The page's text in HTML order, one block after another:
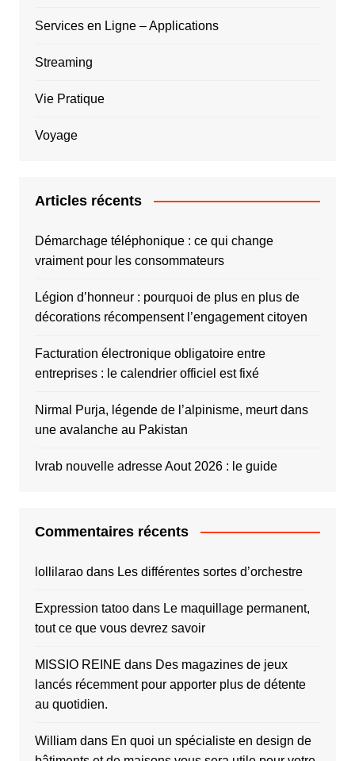
Services en Ligne – Applications
Streaming
Vie Pratique
Voyage
Articles récents
Démarchage téléphonique : ce qui change
vraiment pour les consommateurs
Légion d’honneur : pourquoi de plus en plus de
décorations récompensent l’engagement citoyen
Facturation électronique obligatoire entre
entreprises : le calendrier officiel est fixé
Nirmal Purja, légende de l’alpinisme, meurt dans
une avalanche au Pakistan
Ivrab nouvelle adresse Aout 2026 : le guide
Commentaires récents
lollilaraodans Les différentes sortes d’orchestre
Expression tatoodans Le maquillage permanent,
tout ce que vous devrez savoir
MISSIO REINE dans Des magazines de jeux
lancés récemment pour apporter plus de détente
au quotidien.
Williamdans En quoi un spécialiste en design de